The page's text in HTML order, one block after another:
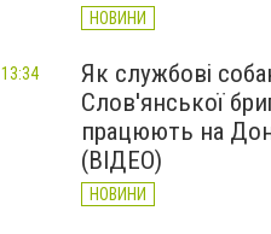
НОВИНИ
Як службові
Слов'янської
працюють на
(ВІДЕО)
НОВИНИ
13:34